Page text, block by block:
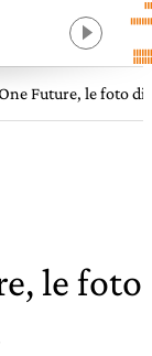
Future, le foto
le foto